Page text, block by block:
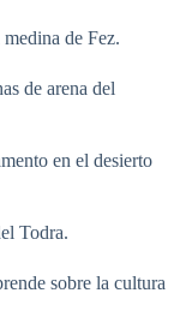
de Fez.
de arena del
en el desierto
Todra.
sobre la cultura